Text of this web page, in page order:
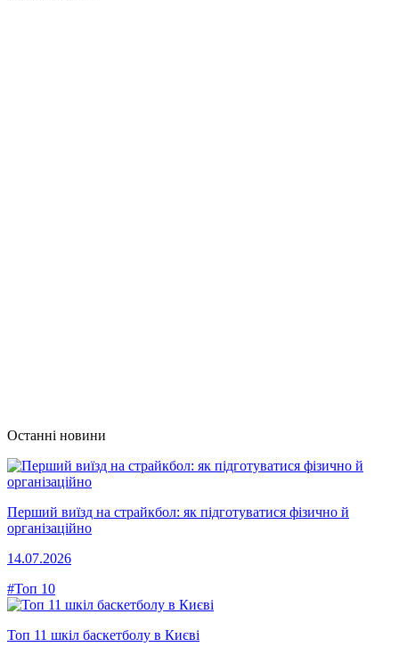
Останні новини
Перший виїзд на страйкбол: як підготуватися фізично й
організаційно
14.07.2026
#Топ 10
Топ 11 шкіл баскетболу в Києві